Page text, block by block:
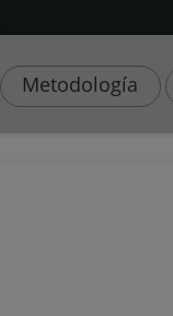
Metodología